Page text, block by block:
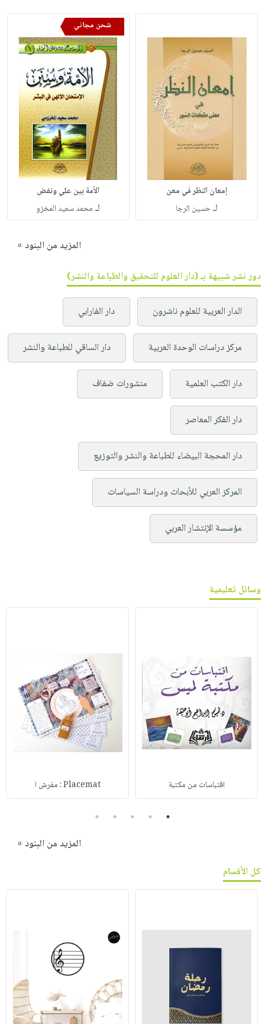
إمعان النظر في معن
لـحسين الرجا
شحن مجاني
الأمة بين علي ونفض
لـ محمد سعيد المخزو
المزيد من البنود »
دور نشر شبيهة بـ (دار العلوم للتحقيق والطباعة والنشر)
الدار العربية للعلوم ناشرون دار الفارابي
مركز دراسات الوحدة العربية دار الساقي للطباعة والنشر
دار الكتب العلمية منشورات ضفاف
دار الفكر المعاصر
دار المحجة البيضاء للطباعة والنشر والتوزيع
المركز العربي للأبحاث ودراسة السياسات
مؤسسة الإنتشار العربي
وسائل تعليمية
اقتباسات من مكتبة Placemat : مفرش ا
1
2
3
4
5
المزيد من البنود »
كل الأقسام